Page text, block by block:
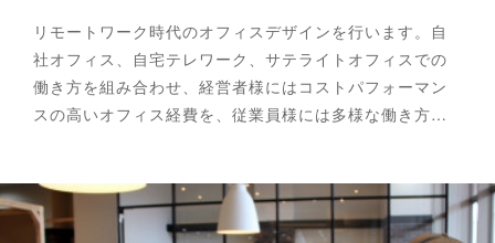
リモートワーク時代のオフィスデザインを行います。自
社オフィス、自宅テレワーク、サテライトオフィスでの
働き方を組み合わせ、経営者様にはコストパフォーマン
スの高いオフィス経費を、従業員様には多様な働き方…